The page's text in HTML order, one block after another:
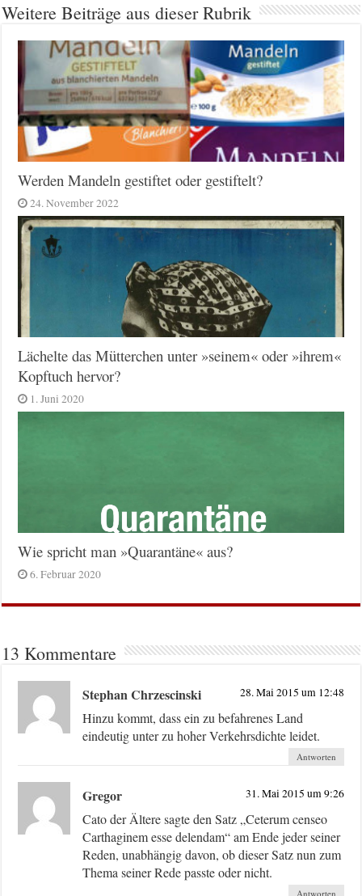
Weitere Beiträge aus dieser Rubrik
Werden Mandeln gestiftet oder gestiftelt?
24. November 2022
Lächelte das Mütterchen unter »seinem« oder »ihrem«
Kopftuch hervor?
1. Juni 2020
Wie spricht man »Quarantäne« aus?
6. Februar 2020
13 Kommentare
Stephan Chrzescinski 28. Mai 2015 um 12:48
Hinzu kommt, dass ein zu befahrenes Land
eindeutig unter zu hoher Verkehrsdichte leidet.
Antworten
Gregor 31. Mai 2015 um 9:26
Cato der Ältere sagte den Satz „Ceterum censeo
Carthaginem esse delendam“ am Ende jeder seiner
Reden, unabhängig davon, ob dieser Satz nun zum
Thema seiner Rede passte oder nicht.
Antworten